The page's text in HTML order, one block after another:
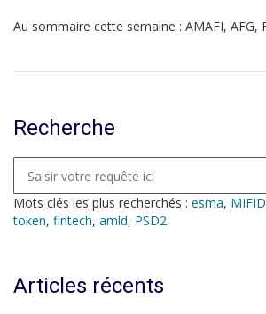
Au sommaire cette semaine : AMAFI, AFG,
Recherche
Mots clés les plus recherchés : esma, MIFID
token, fintech, amld, PSD2
Articles récents